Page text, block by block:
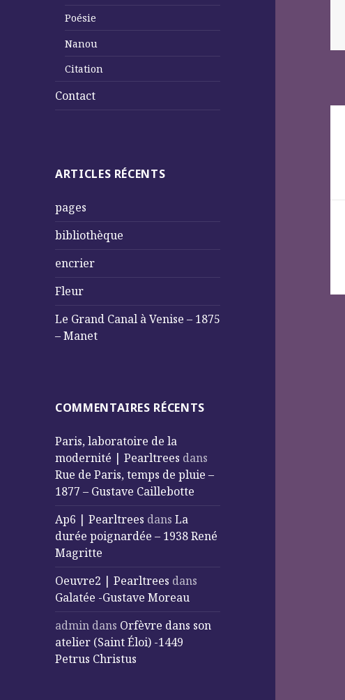
Poésie
Nanou
Citation
Contact
ARTICLES RÉCENTS
pages
bibliothèque
encrier
Fleur
Le Grand Canal à Venise – 1875
– Manet
COMMENTAIRES RÉCENTS
Paris, laboratoire de la
modernité | Pearltrees dans
Rue de Paris, temps de pluie –
1877 – Gustave Caillebotte
Ap6 | Pearltrees dansLa
durée poignardée – 1938 René
Magritte
Oeuvre2 | Pearltrees dans
Galatée -Gustave Moreau
admin dans Orfèvre dans son
atelier (Saint Éloi) -1449
Petrus Christus